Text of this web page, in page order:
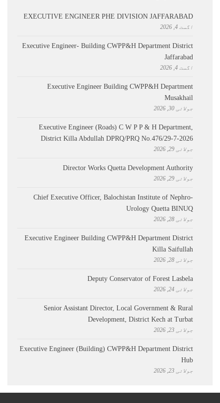
EXECUTIVE ENGINEER PHE DIVISION JAFFARABAD
اگست 4, 2026
Executive Engineer- Building CWPP&H Department District
Jaffarabad
اگست 4, 2026
Executive Engineer Building CWPP&H Department
Musakhail
جولائی 30, 2026
Executive Engineer (Roads) C W P P & H Department,
District Killa Abdullah ​DPRQ/PRQ No.476/29-7-2026
جولائی 29, 2026
Director Works Quetta Development Authority
جولائی 29, 2026
Chief Executive Officer, Balochistan Institute of Nephro-
Urology Quetta BINUQ
جولائی 28, 2026
Executive Engineer Building CWPP&H Department District
Killa Saifullah
جولائی 28, 2026
Deputy Conservator of Forest Lasbela
جولائی 24, 2026
Senior Assistant Director, Local Government & Rural
Development, District Kech at Turbat
جولائی 23, 2026
Executive Engineer (Building) CWPP&H Department District
Hub
جولائی 23, 2026